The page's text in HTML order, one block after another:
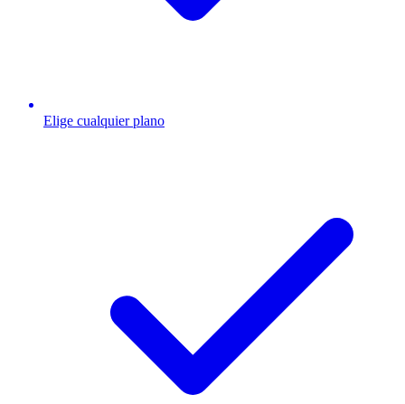
Elige cualquier plano